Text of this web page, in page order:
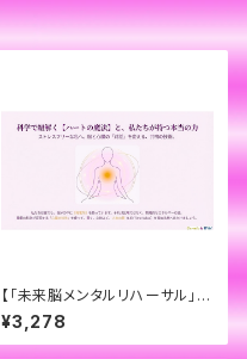
【「未来脳メンタルリハーサル」オ
ンラインZoom個別セッション
（60分）】※無形商品・Zoom開
催
¥3,278